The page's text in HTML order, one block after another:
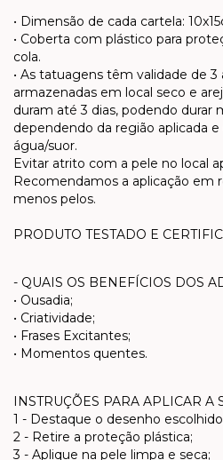
• Dimensão de cada cartela:
• Coberta com plástico para
cola.
• As tatuagens têm validade de
armazenadas em local seco e
duram até 3 dias, podendo durar
dependendo da região aplicada
água/suor.
Evitar atrito com a pele no local
Recomendamos a aplicação em
menos pelos.
PRODUTO TESTADO E
- QUAIS OS BENEFÍCIOS DOS
• Ousadia;
• Criatividade;
• Frases Excitantes;
• Momentos quentes.
INSTRUÇÕES PARA APLICAR A
1 - Destaque o desenho
2 - Retire a proteção plástica;
3 - Aplique na pele limpa e seca;